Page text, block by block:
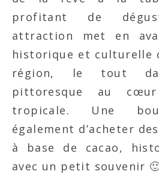
profitant de
attraction met en
historique et culturelle
région, le tout
pittoresque au
tropicale. Une
également d’acheter
à base de cacao,
avec un petit souvenir